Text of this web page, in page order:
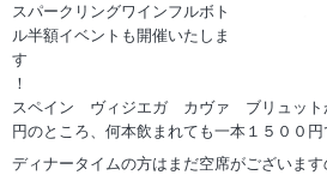
スパークリングワインフルボト
ル半額イベントも開催いたしま
す
！
スペイン ヴィジエガ カヴァ ブリュット
円のところ、何本飲まれても一本１５００
ディナータイムの方はまだ空席がございま